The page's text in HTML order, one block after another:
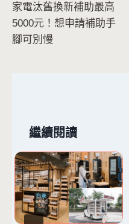
章
導
家電汰舊換新補助最高
5000元！想申請補助手
腳可別慢
繼續閱讀